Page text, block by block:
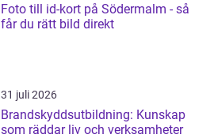
Foto till id-kort på Södermalm - så
får du rätt bild direkt
31 juli 2026
Brandskyddsutbildning: Kunskap
som räddar liv och verksamheter